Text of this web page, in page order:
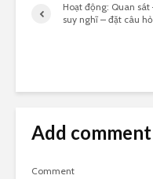
Hoạt động: Quan sát
suy nghĩ – đặt câu
Add comment
Comment